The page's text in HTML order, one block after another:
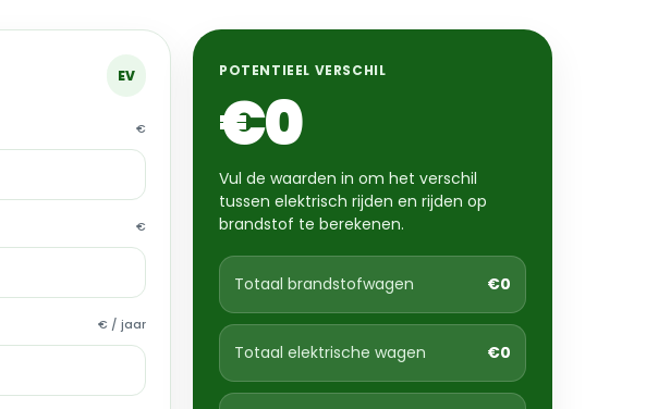
EV
€
€
€ / jaar
POTENTIEEL VERSCHIL
€0
Vul de waarden in om het verschil
tussen elektrisch rijden en rijden op
brandstof te berekenen.
Totaal brandstofwagen €0
Totaal elektrische wagen €0